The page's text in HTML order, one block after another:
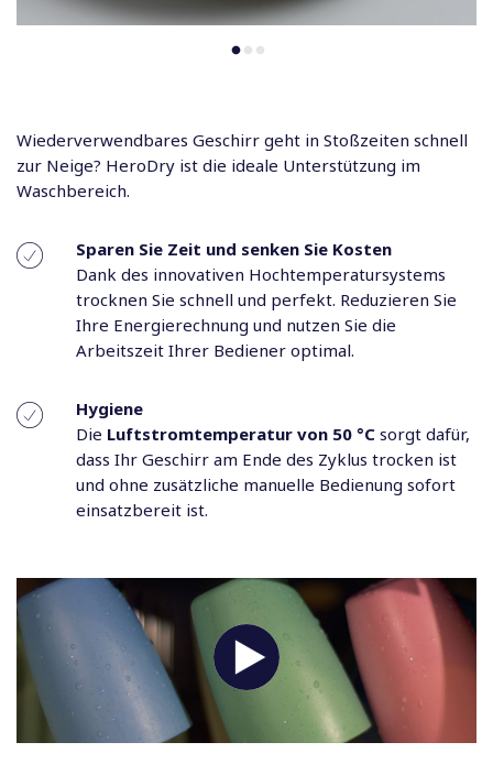
Wiederverwendbares Geschirr geht in Stoßzeiten schnell
zur Neige? HeroDry ist die ideale Unterstützung im
Waschbereich.
Sparen Sie Zeit und senken Sie Kosten
Dank des innovativen Hochtemperatursystems
trocknen Sie schnell und perfekt. Reduzieren Sie
Ihre Energierechnung und nutzen Sie die
Arbeitszeit Ihrer Bediener optimal.
Hygiene
Die Luftstromtemperatur von 50 °C sorgt dafür,
dass Ihr Geschirr am Ende des Zyklus trocken ist
und ohne zusätzliche manuelle Bedienung sofort
einsatzbereit ist.